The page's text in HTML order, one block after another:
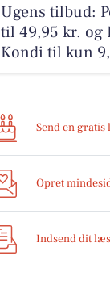
Ugens tilbud:
til 49,95 kr. og
Kondi til kun
Send en
Opret
Indsend dit